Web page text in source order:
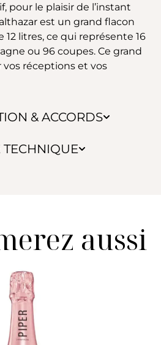
& ACCORDS
TECHNIQUE
pour le plaisir de l’instant
est un grand flacon
12 litres, ce qui représente 16
ou 96 coupes. Ce grand
réceptions et vos
aussi